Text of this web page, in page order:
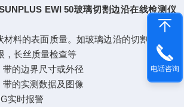
EWI 50玻璃切割边沿在线检测仪
的表面质量。如玻璃边沿的切割质量，
，长丝质量检查等
的边界尺寸或外径
的实测数据及图像
实时报警
电话咨询